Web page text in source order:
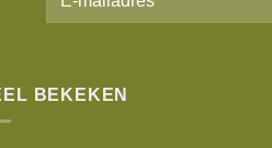
BEKEKEN